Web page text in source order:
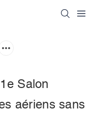
Salon
aériens sans